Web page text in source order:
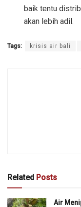
baik tentu
akan lebih adil.
Tags: krisis air bali
Related Posts
Air